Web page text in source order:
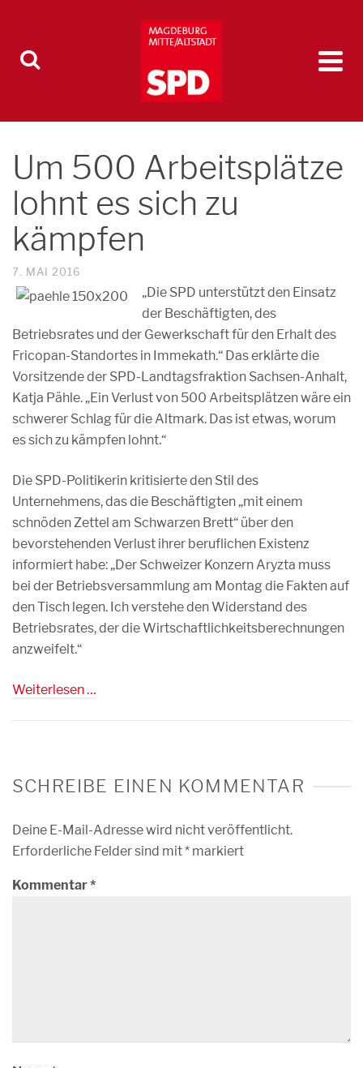
Um 500 Arbeitsplätze
lohnt es sich zu
kämpfen
7. MAI 2016
„Die SPD unterstützt den Einsatz
der Beschäftigten, des
Betriebsrates und der Gewerkschaft für den Erhalt des
Fricopan-Standortes in Immekath.“ Das erklärte die
Vorsitzende der SPD-Landtagsfraktion Sachsen-Anhalt,
Katja Pähle. „Ein Verlust von 500 Arbeitsplätzen wäre ein
schwerer Schlag für die Altmark. Das ist etwas, worum
es sich zu kämpfen lohnt.“
Die SPD-Politikerin kritisierte den Stil des
Unternehmens, das die Beschäftigten „mit einem
schnöden Zettel am Schwarzen Brett“ über den
bevorstehenden Verlust ihrer beruflichen Existenz
informiert habe: „Der Schweizer Konzern Aryzta muss
bei der Betriebsversammlung am Montag die Fakten auf
den Tisch legen. Ich verstehe den Widerstand des
Betriebsrates, der die Wirtschaftlichkeitsberechnungen
anzweifelt.“
Weiterlesen …
SCHREIBE EINEN KOMMENTAR
Deine E-Mail-Adresse wird nicht veröffentlicht.
Erforderliche Felder sind mit* markiert
Kommentar*